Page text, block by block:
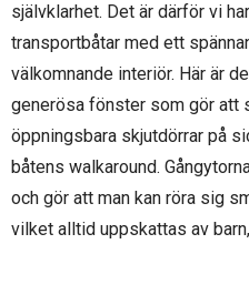
självklarhet. Det är därför vi
transportbåtar med ett
välkomnande interiör. Här är
generösa fönster som gör att
öppningsbara skjutdörrar på
båtens walkaround.
och gör att man kan röra sig
vilket alltid uppskattas av